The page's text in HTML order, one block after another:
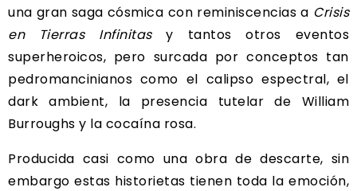
una gran saga cósmica con reminiscencias a Crisis
en Tierras Infinitasy tantos otros eventos
superheroicos, pero surcada por conceptos tan
pedromancinianos como el calipso espectral, el
dark ambient, la presencia tutelar de William
Burroughs y la cocaína rosa.
Producida casi como una obra de descarte, sin
embargo estas historietas tienen toda la emoción,